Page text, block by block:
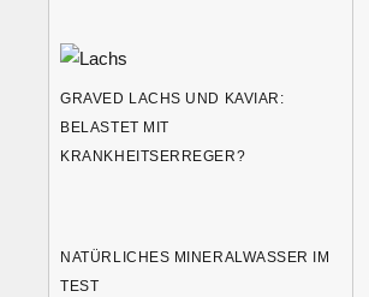
GRAVED LACHS UND KAVIAR:
BELASTET MIT
KRANKHEITSERREGER?
NATÜRLICHES MINERALWASSER IM
TEST